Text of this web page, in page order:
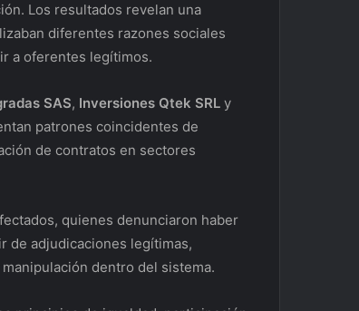
Los resultados revelan una
diferentes razones sociales
a oferentes legítimos.
SAS, Inversiones Qtek SRL y
patrones coincidentes de
de contratos en sectores
quienes denunciaron haber
de adjudicaciones legítimas,
manipulación dentro del sistema.